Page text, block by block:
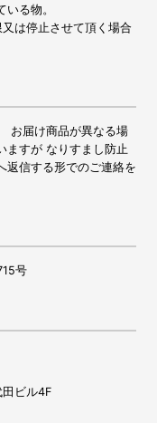
る物。
は停止させて頂く場合
お届け商品が異なる場
ますが なりすまし防止
返信する形でのご連絡を
号
ビル4F